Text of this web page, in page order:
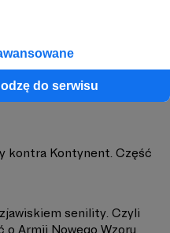
do serwisu
kontra Kontynent. Część
senility. Czyli
o Armii Nowego Wzoru.